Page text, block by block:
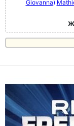
Giovanna)